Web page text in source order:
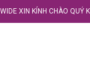
XIN KÍNH CHÀO QUÝ